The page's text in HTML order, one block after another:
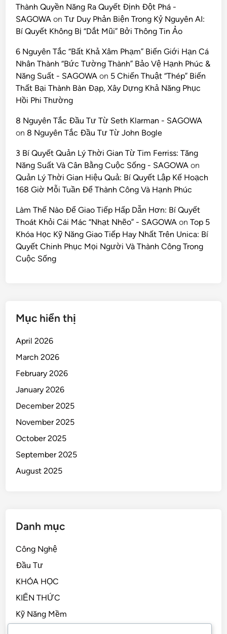
Thành Quyền Năng Ra Quyết Định Đột Phá -
SAGOWA onTư Duy Phản Biện Trong Kỷ Nguyên AI:
Bí Quyết Không Bị “Dắt Mũi” Bởi Thông Tin Ảo
6 Nguyên Tắc “Bất Khả Xâm Phạm” Biến Giới Hạn Cá
Nhân Thành “Bức Tường Thành” Bảo Vệ Hạnh Phúc &
Năng Suất - SAGOWA on 5 Chiến Thuật “Thép” Biến
Thất Bại Thành Bàn Đạp, Xây Dựng Khả Năng Phục
Hồi Phi Thường
8 Nguyên Tắc Đầu Tư Từ Seth Klarman - SAGOWA
on 8 Nguyên Tắc Đầu Tư Từ John Bogle
3 Bí Quyết Quản Lý Thời Gian Từ Tim Ferriss: Tăng
Năng Suất Và Cân Bằng Cuộc Sống - SAGOWA on
Quản Lý Thời Gian Hiệu Quả: Bí Quyết Lập Kế Hoạch
168 Giờ Mỗi Tuần Để Thành Công Và Hạnh Phúc
Làm Thế Nào Để Giao Tiếp Hấp Dẫn Hơn: Bí Quyết
Thoát Khỏi Cái Mác “Nhạt Nhẽo” - SAGOWA onTop 5
Khóa Học Kỹ Năng Giao Tiếp Hay Nhất Trên Unica: Bí
Quyết Chinh Phục Mọi Người Và Thành Công Trong
Cuộc Sống
Mục hiển thị
April 2026
March 2026
February 2026
January 2026
December 2025
November 2025
October 2025
September 2025
August 2025
Danh mục
Công Nghệ
Đầu Tư
KHÓA HỌC
KIẾN THỨC
Kỹ Năng Mềm